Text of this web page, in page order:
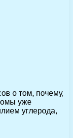
о том, почему,
уже
углерода,